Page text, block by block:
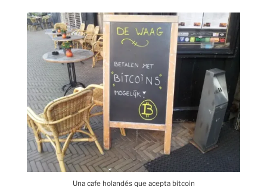
Una cafe holandés que acepta bitcoin